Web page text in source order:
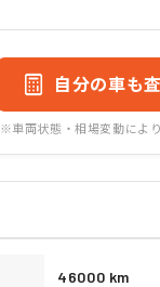
自分の車も
※車両状態・相場変動によ
46000 km